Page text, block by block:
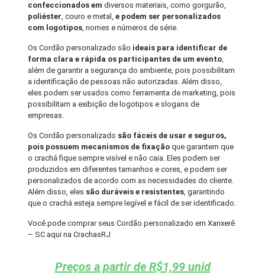
confeccionados emdiversos materiais, como gorgurão,
poliéster, couro e metal,e podem ser personalizados
com logotipos, nomes e números de série.
Os Cordão personalizado são ideais para identificar de
forma clara e rápida os participantes de um evento,
além de garantir a segurança do ambiente, pois possibilitam
a identificação de pessoas não autorizadas. Além disso,
eles podem ser usados como ferramenta de marketing, pois
possibilitam a exibição de logotipos e slogans de
empresas.
Os Cordão personalizado são fáceis de usar e seguros,
pois possuem mecanismos de fixação que garantem que
o crachá fique sempre visível e não caia. Eles podem ser
produzidos em diferentes tamanhos e cores, e podem ser
personalizados de acordo com as necessidades do cliente.
Além disso, eles são duráveis e resistentes, garantindo
que o crachá esteja sempre legível e fácil de ser identificado.
Você pode comprar seus Cordão personalizado em Xanxerê
– SC aqui na CrachasRJ
Preços a partir de R$1,99 unid